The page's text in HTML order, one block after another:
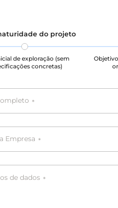
do projeto
de exploração (sem
concretas)
*
Empresa *
de dados *